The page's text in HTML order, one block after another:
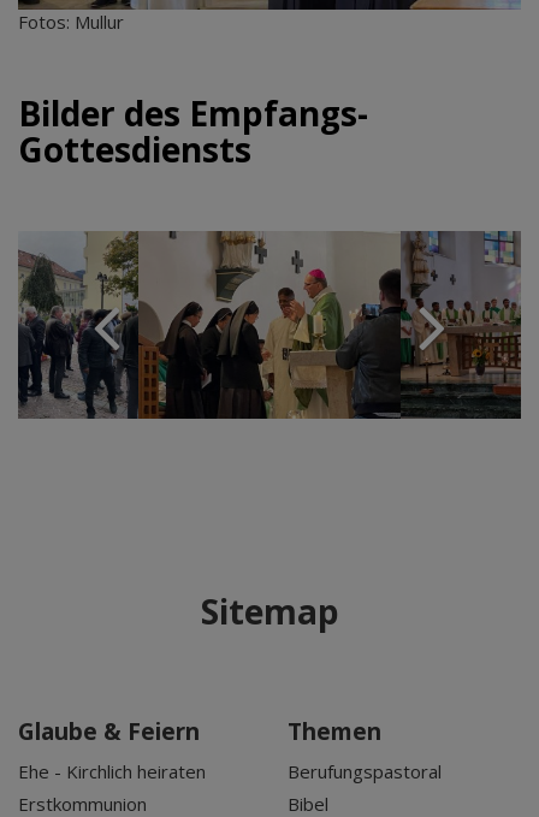
Fotos: Mullur
Bilder des Empfangs-
Gottesdiensts
Sitemap
Glaube & Feiern
Ehe - Kirchlich heiraten
Erstkommunion
Themen
Berufungspastoral
Bibel